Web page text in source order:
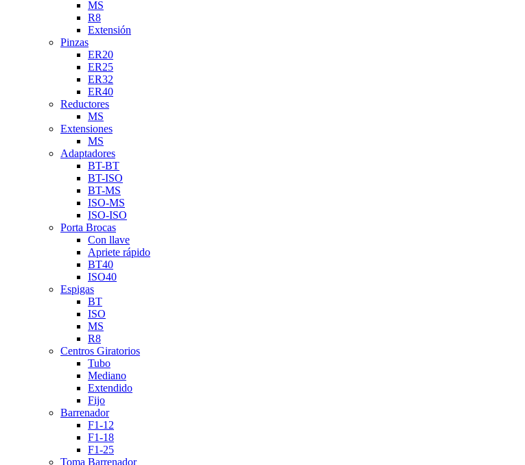
MS
R8
Extensión
Pinzas
ER20
ER25
ER32
ER40
Reductores
MS
Extensiones
MS
Adaptadores
BT-BT
BT-ISO
BT-MS
ISO-MS
ISO-ISO
Porta Brocas
Con llave
Apriete rápido
BT40
ISO40
Espigas
BT
ISO
MS
R8
Centros Giratorios
Tubo
Mediano
Extendido
Fijo
Barrenador
F1-12
F1-18
F1-25
Toma Barrenador